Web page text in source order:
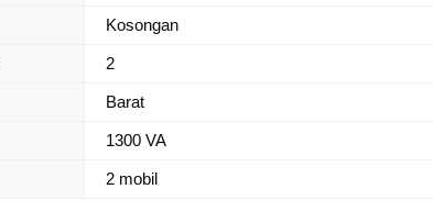
Kosongan
2
Barat
1300 VA
2 mobil